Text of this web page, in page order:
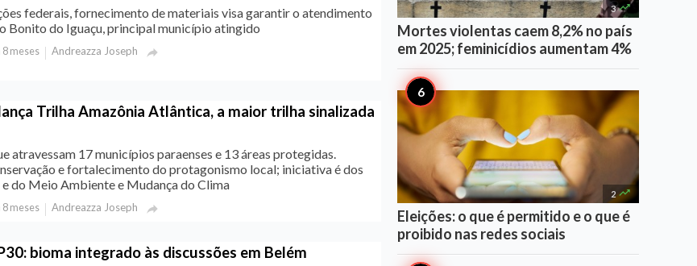
federais, fornecimento de materiais visa garantir o atendimento
Bonito do Iguaçu, principal município atingido
8 meses Andreazza Joseph 
Trilha Amazônia Atlântica, a maior trilha sinalizada
atravessam 17 municípios paraenses e 13 áreas protegidas.
e fortalecimento do protagonismo local; iniciativa é dos
do Meio Ambiente e Mudança do Clima
8 meses Andreazza Joseph 
bioma integrado às discussões em Belém
3 
Mortes violentas caem 8,2% no país
em 2025; feminicídios aumentam 4%
2 
Eleições: o que é permitido e o que é
proibido nas redes sociais